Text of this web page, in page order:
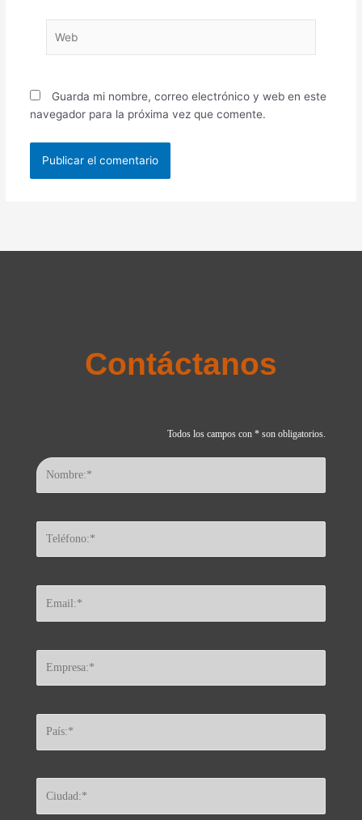
Guarda mi nombre, correo electrónico y web en este
navegador para la próxima vez que comente.
Contáctanos
Todos los campos con * son obligatorios.